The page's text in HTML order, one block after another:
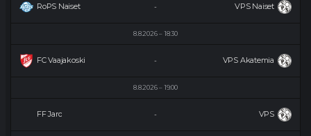
RoPS Naiset VPS Naiset
-
8.8.2026 18:30
FC Vaajakoski VPS Akatemia
-
8.8.2026 19:00
FF Jaro VPS
-